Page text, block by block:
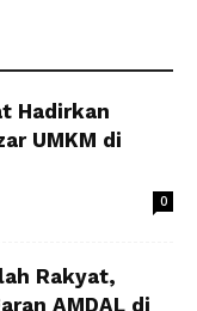
Hadirkan
UMKM di
0
Rakyat,
AMDAL di